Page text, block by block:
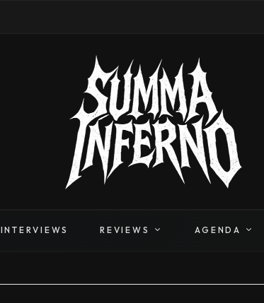
INTERVIEWS REVIEWS AGENDA